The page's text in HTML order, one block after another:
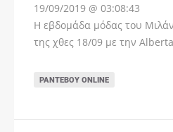
19/09/2019 @ 03:08:43
Η εβδομάδα μόδας του
της χθες 18/09 με την
ΡΑΝΤΕΒΟΎ ONLINE